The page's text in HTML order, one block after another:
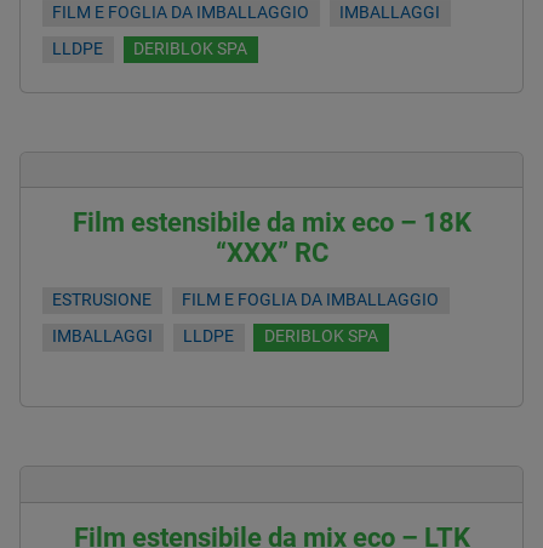
FILM E FOGLIA DA IMBALLAGGIO
IMBALLAGGI
LLDPE
DERIBLOK SPA
Film estensibile da mix eco – 18K
“XXX” RC
ESTRUSIONE
FILM E FOGLIA DA IMBALLAGGIO
IMBALLAGGI
LLDPE DERIBLOK SPA
Film estensibile da mix eco – LTK